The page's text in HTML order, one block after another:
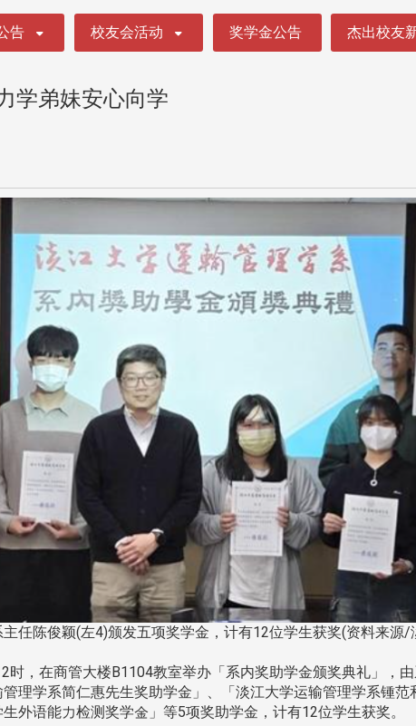
告 校友会活动 奖学金公告 杰出校友
学弟妹安心向学
任陈俊颖(左4)颁发五项奖学金，计有12位学生获奖(资料来源/
，在商管大楼B1104教室举办「系内奖助学金颁奖典礼」，
理学系简仁惠先生奖助学金」、「淡江大学运输管理学系锺
外语能力检测奖学金」等5项奖助学金，计有12位学生获奖。